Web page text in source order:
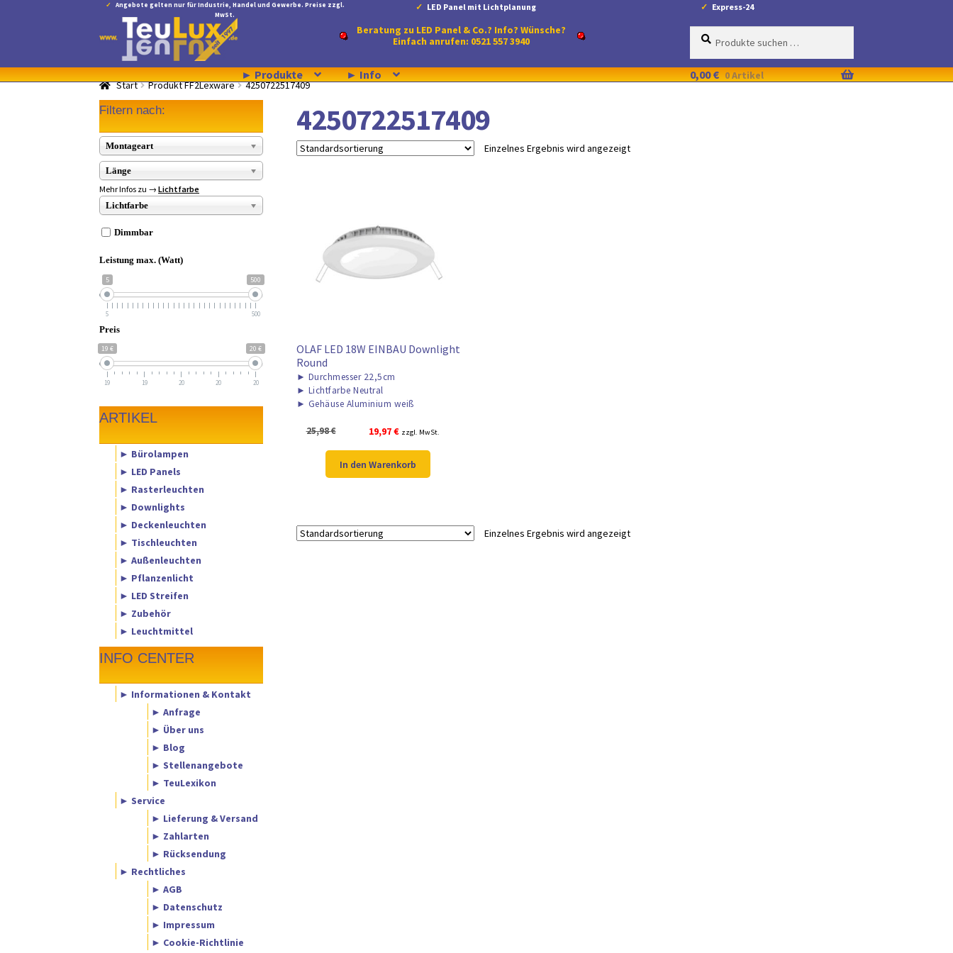
Angebote gelten nur für Industrie, Handel und Gewerbe. Preise zzgl.
MwSt.
LED Panel mit Lichtplanung Express-24
Navigation
springen
Inhalt
springen
Beratung zu LED Panel & Co.? Info? Wünsche?
Einfach anrufen: 0521 557 3940
Suche
Suchen
► Produkte ► Info 0,00€ 0 Artikel
Start Produkt FF2Lexware 4250722517409
4250722517409
Einzelnes Ergebnis wird angezeigt
OLAF LED 18W EINBAU Downlight
Round
► Durchmesser 22,5cm
► Lichtfarbe Neutral
► Gehäuse Aluminium weiß
25,98€
Ursprünglicher
war:
25,98 €
19,97€Aktueller
ist:
19,97 €.
zzgl. MwSt.
In den Warenkorb
Einzelnes Ergebnis wird angezeigt
Filtern nach:
Montageart
Länge
Mehr Infos zu →Lichtfarbe
Lichtfarbe
Dimmbar
Leistung max. (Watt)
5 500
5 500
Preis
19 € 20 €
19 19 20 20 20
ARTIKEL
► Bürolampen
► LED Panels
► Rasterleuchten
► Downlights
► Deckenleuchten
► Tischleuchten
► Außenleuchten
► Pflanzenlicht
► LED Streifen
► Zubehör
► Leuchtmittel
INFO CENTER
► Informationen & Kontakt
► Anfrage
► Über uns
► Blog
► Stellenangebote
► TeuLexikon
► Service
► Lieferung & Versand
► Zahlarten
► Rücksendung
► Rechtliches
► AGB
► Datenschutz
► Impressum
► Cookie-Richtlinie